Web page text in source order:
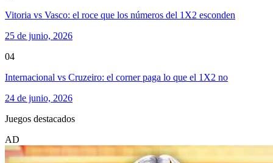
Vitoria vs Vasco: el roce que los números del 1X2 esconden
25 de junio, 2026
04
Internacional vs Cruzeiro: el corner paga lo que el 1X2 no
24 de junio, 2026
Juegos destacados
AD